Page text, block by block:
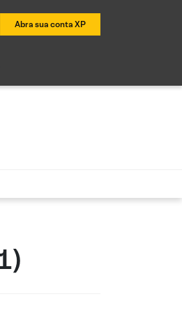
Abra sua conta XP